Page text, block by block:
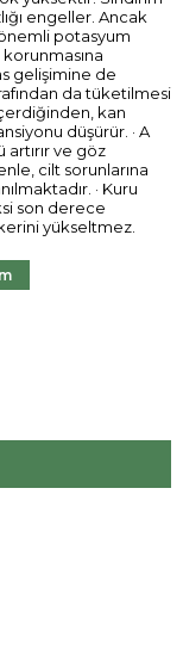
engeller. Ancak
potasyum
korunmasına
gelişimine de
da tüketilmesi
kan
düşürür. · A
ve göz
cilt sorunlarına
· Kuru
son derece
yükseltmez.